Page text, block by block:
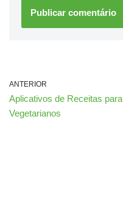
ANTERIOR
Aplicativos de Receitas para
Vegetarianos